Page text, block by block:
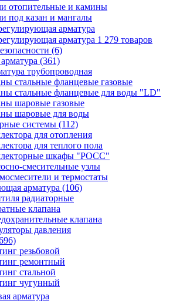
отопительные и камины
под казан и мангалы
арматура
арматура 1 279 товаров
(6)
(361)
трубопроводная
стальные фланцевые газовые
стальные фланцевые для воды "LD"
шаровые газовые
шаровые для воды
системы (112)
для отопления
для теплого пола
шкафы "РОСС"
смесительные узлы
и термостаты
арматура (106)
радиаторные
клапана
клапана
давления
резьбовой
ремонтный
стальной
чугунный
арматура